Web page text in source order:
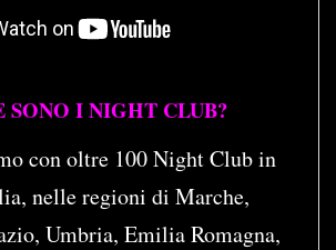
SONO I NIGHT CLUB?
con oltre 100 Night Club in
nelle regioni di Marche,
Umbria, Emilia Romagna,